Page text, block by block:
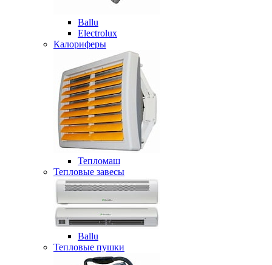
Ballu
Electrolux
Калориферы
Тепломаш
Тепловые завесы
Ballu
Тепловые пушки